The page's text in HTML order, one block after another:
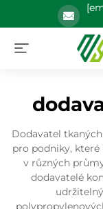
Dodavatel
pro podniky,
v různých
dodavatelé